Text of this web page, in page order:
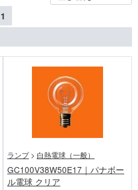
1
ランプ > 白熱電球（一般）
GC100V38W50E17｜パナボー
ル電球 クリア